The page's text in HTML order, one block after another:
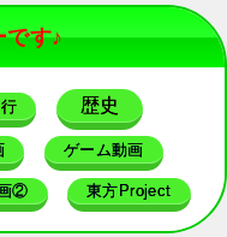
です♪
歴史
ゲーム動画
② 東方Project